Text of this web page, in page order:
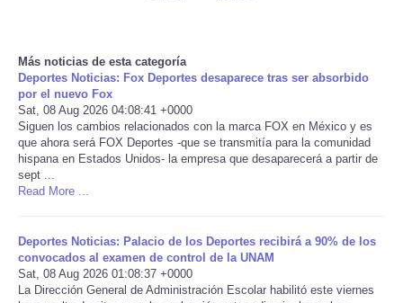
Sports
Technology
Travel
USA
World
NOTICIAS
Más noticias de esta categoría
Deportes Noticias: Fox Deportes desaparece tras ser absorbido
por el nuevo Fox
Sat, 08 Aug 2026 04:08:41 +0000
Siguen los cambios relacionados con la marca FOX en México y es
que ahora será FOX Deportes -que se transmitía para la comunidad
hispana en Estados Unidos- la empresa que desaparecerá a partir de
sept ...
Read More ...
Deportes Noticias: Palacio de los Deportes recibirá a 90% de los
convocados al examen de control de la UNAM
Sat, 08 Aug 2026 01:08:37 +0000
La Dirección General de Administración Escolar habilitó este viernes